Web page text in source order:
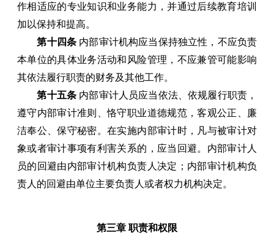
作相适应的专业知识和业务能力，并通过后续教育培训
加以保持和提高。
第十四条 内部审计机构应当保持独立性，不应负责
本单位的具体业务活动和风险管理，不应兼管可能影响
其依法履行职责的财务及其他工作。
第十五条 内部审计人员应当依法、依规履行职责，
遵守内部审计准则、恪守职业道德规范，客观公正、廉
洁奉公、保守秘密。在实施内部审计时，凡与被审计对
象或者审计事项有利害关系的，应当回避。内部审计人
员的回避由内部审计机构负责人决定；内部审计机构负
责人的回避由单位主要负责人或者权力机构决定。
第三章 职责和权限